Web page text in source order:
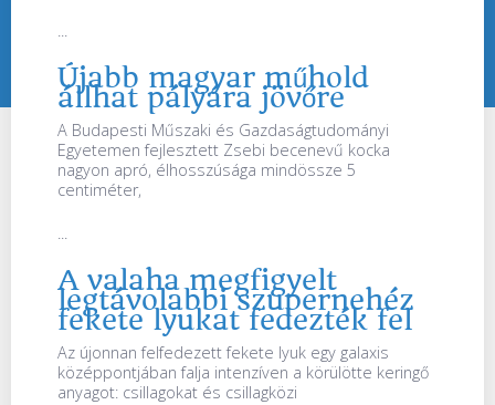
...
Újabb magyar műhold
állhat pályára jövőre
A Budapesti Műszaki és Gazdaságtudományi
Egyetemen fejlesztett Zsebi becenevű kocka
nagyon apró, élhosszúsága mindössze 5
centiméter,
...
A valaha megfigyelt
legtávolabbi szupernehéz
fekete lyukat fedezték fel
Az újonnan felfedezett fekete lyuk egy galaxis
középpontjában falja intenzíven a körülötte keringő
anyagot: csillagokat és csillagközi